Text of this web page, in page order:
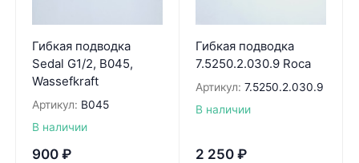
Гибкая подводка
Sedal G1/2, B045,
Wassefkraft
Артикул: B045
В наличии
900 ₽
Гибкая подводка
7.5250.2.030.9 Roca
Артикул: 7.5250.2.030.9
В наличии
2 250 ₽